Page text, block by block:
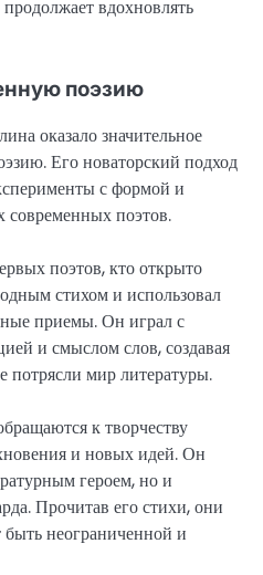
вдохновлять
поэзию
оказало значительное
Его новаторский подход
с формой и
поэтов.
поэтов, кто открыто
стихом и использовал
приемы. Он играл с
и смыслом слов, создавая
потрясли мир литературы.
к творчеству
и новых идей. Он
героем, но и
Прочитав его стихи, они
неограниченной и